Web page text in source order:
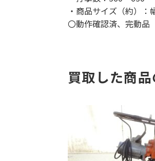
・商品サイズ（約）
〇動作確認済、完動品
買取した商